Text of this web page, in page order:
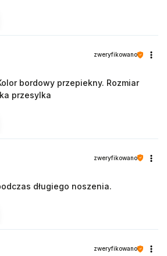
zweryfikowano
bordowy przepiekny. Rozmiar
przesylka
zweryfikowano
długiego noszenia.
zweryfikowano